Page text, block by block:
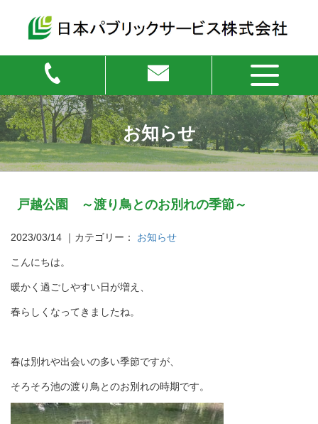
お知らせ
戸越公園 ～渡り鳥とのお別れの季節～
2023/03/14 ｜カテゴリー： お知らせ
こんにちは。
暖かく過ごしやすい日が増え、
春らしくなってきましたね。
春は別れや出会いの多い季節ですが、
そろそろ池の渡り鳥とのお別れの時期です。